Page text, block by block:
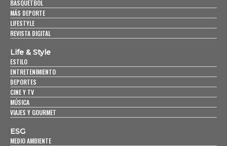
BASQUETBOL
MÁS DEPORTE
LIFESTYLE
REVISTA DIGITAL
Life & Style
ESTILO
ENTRETENIMIENTO
DEPORTES
CINE Y TV
MÚSICA
VIAJES Y GOURMET
ESG
MEDIO AMBIENTE